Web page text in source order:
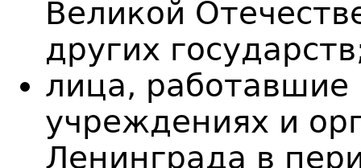
Великой
других
лица, работавшие
учреждениях и
Ленинграда в